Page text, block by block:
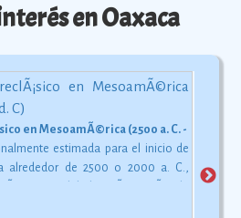
en Oaxaca
en MesoamÃ©rica (2500 a. C. - 200 d. C)
estimada para el inicio de
alrededor de 2500 o 2000 a. C.,